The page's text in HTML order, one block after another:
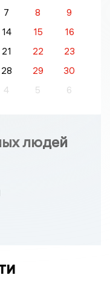
7 8
9
14 15
16
21 22
23
28 29
30
4 5 6
людей